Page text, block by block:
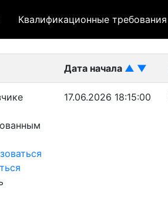
Квалификационные требования
Дата начала ▲ ▼
17.06.2026 18:15:00